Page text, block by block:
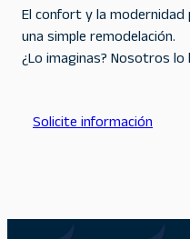
El confort y la modernidad
una simple remodelación.
¿Lo imaginas? Nosotros lo
Solicite información